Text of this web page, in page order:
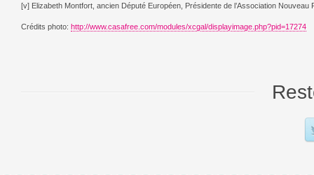
[v] Elizabeth Montfort, ancien Député Européen, Présidente de l’Association Nouveau
Crédits photo: http://www.casafree.com/modules/xcgal/displayimage.php?pid=17274